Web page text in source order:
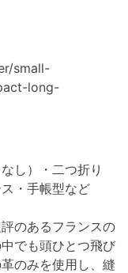
small-
long-
し）・二つ折り
・手帳型など
のあるフランスの
でも頭ひとつ飛び
のみを使用し、縫